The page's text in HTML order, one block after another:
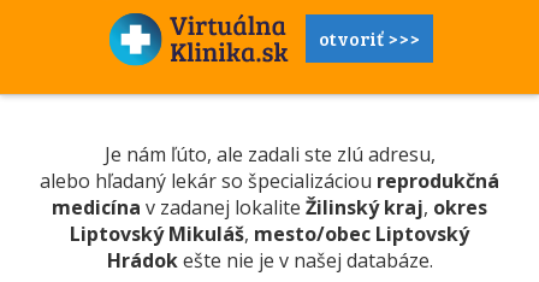
otvoriť >>>
Je nám ľúto, ale zadali ste zlú adresu,
alebo hľadaný lekár so špecializáciou reprodukčná
medicína v zadanej lokalite Žilinský kraj, okres
Liptovský Mikuláš, mesto/obec Liptovský
Hrádokešte nie je v našej databáze.